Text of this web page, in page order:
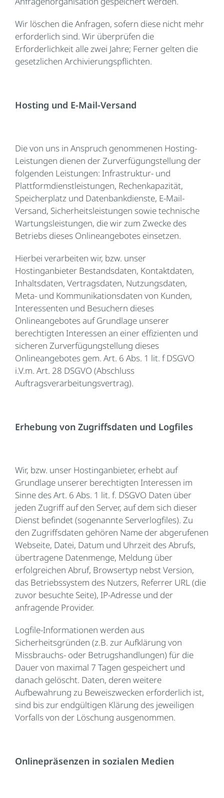
Wir löschen die Anfragen, sofern diese nicht mehr
erforderlich sind. Wir überprüfen die
Erforderlichkeit alle zwei Jahre; Ferner gelten die
gesetzlichen Archivierungspflichten.
Hosting und E-Mail-Versand
Die von uns in Anspruch genommenen Hosting-
Leistungen dienen der Zurverfügungstellung der
folgenden Leistungen: Infrastruktur- und
Plattformdienstleistungen, Rechenkapazität,
Speicherplatz und Datenbankdienste, E-Mail-
Versand, Sicherheitsleistungen sowie technische
Wartungsleistungen, die wir zum Zwecke des
Betriebs dieses Onlineangebotes einsetzen.
Hierbei verarbeiten wir, bzw. unser
Hostinganbieter Bestandsdaten, Kontaktdaten,
Inhaltsdaten, Vertragsdaten, Nutzungsdaten,
Meta- und Kommunikationsdaten von Kunden,
Interessenten und Besuchern dieses
Onlineangebotes auf Grundlage unserer
berechtigten Interessen an einer effizienten und
sicheren Zurverfügungstellung dieses
Onlineangebotes gem. Art. 6 Abs. 1 lit. f DSGVO
i.V.m. Art. 28 DSGVO (Abschluss
Auftragsverarbeitungsvertrag).
Erhebung von Zugriffsdaten und Logfiles
Wir, bzw. unser Hostinganbieter, erhebt auf
Grundlage unserer berechtigten Interessen im
Sinne des Art. 6 Abs. 1 lit. f. DSGVO Daten über
jeden Zugriff auf den Server, auf dem sich dieser
Dienst befindet (sogenannte Serverlogfiles). Zu
den Zugriffsdaten gehören Name der abgerufenen
Webseite, Datei, Datum und Uhrzeit des Abrufs,
übertragene Datenmenge, Meldung über
erfolgreichen Abruf, Browsertyp nebst Version,
das Betriebssystem des Nutzers, Referrer URL (die
zuvor besuchte Seite), IP-Adresse und der
anfragende Provider.
Logfile-Informationen werden aus
Sicherheitsgründen (z.B. zur Aufklärung von
Missbrauchs- oder Betrugshandlungen) für die
Dauer von maximal 7 Tagen gespeichert und
danach gelöscht. Daten, deren weitere
Aufbewahrung zu Beweiszwecken erforderlich ist,
sind bis zur endgültigen Klärung des jeweiligen
Vorfalls von der Löschung ausgenommen.
Onlinepräsenzen in sozialen Medien